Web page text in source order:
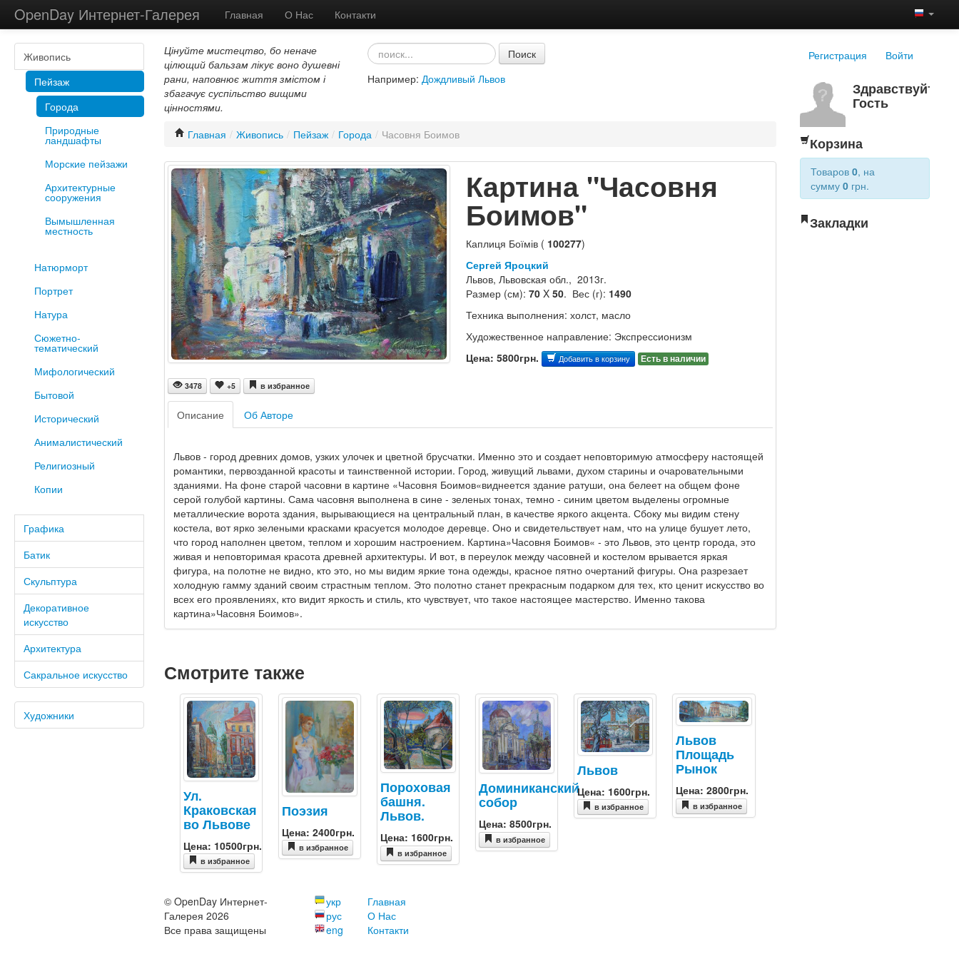
OpenDay Интернет-Галерея Главная О Нас Контакти
Живопись
Пейзаж
Города
Природные
ландшафты
Морские пейзажи
Архитектурные
сооружения
Вымышленная
местность
Натюрморт
Портрет
Натура
Сюжетно-
тематический
Мифологический
Бытовой
Исторический
Анималистический
Религиозный
Копии
Графика
Батик
Скульптура
Декоративное
искусство
Архитектура
Сакральное искусство
Художники
Цінуйте мистецтво, бо неначе
цілющий бальзам лікує воно душевні
рани, наповнює життя змістом і
збагачує суспільство вищими
цінностями.
Поиск
Например: Дождливый Львов
Главная / Живопись / Пейзаж / Города / Часовня Боимов
3478 +5 в избранное
Картина "Часовня
Боимов"
Каплиця Боїмів ( 100277)
Сергей Яроцкий
Львов, Львовская обл., 2013г.
Размер (см): 70X 50. Вес (г): 1490
Техника выполнения: холст, масло
Художественное направление: Экспрессионизм
Цена: 5800грн.
Добавить в корзину Есть в наличии
Описание Об Авторе
Львов - город древних домов, узких улочек и цветной брусчатки. Именно это и создает неповторимую атмосферу настоящей
романтики, первозданной красоты и таинственной истории. Город, живущий львами, духом старины и очаровательными
зданиями. На фоне старой часовни в картине «Часовня Боимов«виднеется здание ратуши, она белеет на общем фоне
серой голубой картины. Сама часовня выполнена в сине - зеленых тонах, темно - синим цветом выделены огромные
металлические ворота здания, вырывающиеся на центральный план, в качестве яркого акцента. Сбоку мы видим стену
костела, вот ярко зелеными красками красуется молодое деревце. Оно и свидетельствует нам, что на улице бушует лето,
что город наполнен цветом, теплом и хорошим настроением. Картина»Часовня Боимов« - это Львов, это центр города, это
живая и неповторимая красота древней архитектуры. И вот, в переулок между часовней и костелом врывается яркая
фигура, на полотне не видно, кто это, но мы видим яркие тона одежды, красное пятно очертаний фигуры. Она разрезает
холодную гамму зданий своим страстным теплом. Это полотно станет прекрасным подарком для тех, кто ценит искусство во
всех его проявлениях, кто видит яркость и стиль, кто чувствует, что такое настоящее мастерство. Именно такова
картина»Часовня Боимов».
Смотрите также
Ул.
Краковская
во Львове
Цена: 10500грн.
в избранное
Поэзия
Цена: 2400грн.
в избранное
Пороховая
башня.
Львов.
Цена: 1600грн.
в избранное
Доминиканский
собор
Цена: 8500грн.
в избранное
Львов
Цена: 1600грн.
в избранное
Львов
Площадь
Рынок
Цена: 2800грн.
в избранное
© OpenDay Интернет-
Галерея 2026
Все права защищены
укр
рус
eng
Главная
О Нас
Контакти
Регистрация Войти
Здравствуйте,
Гость
Корзина
Товаров0, на
сумму0 грн.
Закладки